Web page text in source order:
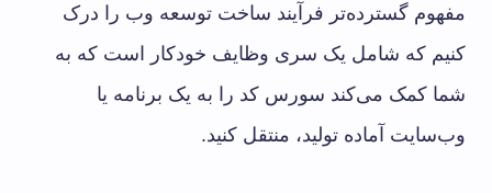
مفهوم گسترده‌تر فرآیند ساخت توسعه وب را درک
کنیم که شامل یک سری وظایف خودکار است که به
شما کمک می‌کند سورس کد را به یک برنامه یا
وب‌سایت آماده تولید، منتقل کنید.